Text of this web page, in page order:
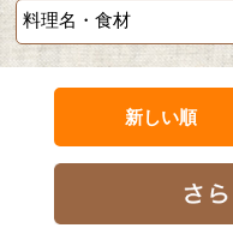
新しい順